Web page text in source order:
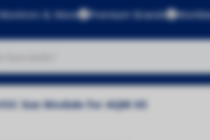
& More Premium Brands
No se
Gas Module for AQM 65